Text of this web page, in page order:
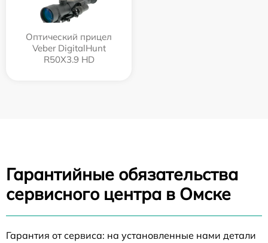
Оптический прицел
Veber DigitalHunt
R50X3.9 HD
Гарантийные обязательства
сервисного центра в Омске
Гарантия от сервиса: на установленные нами детали